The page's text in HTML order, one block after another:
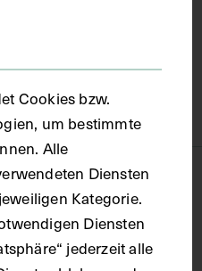
Cookies bzw.
um bestimmte
Alle
Diensten
Kategorie.
Diensten
jederzeit alle